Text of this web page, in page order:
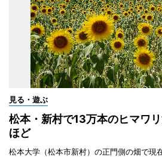
見る・遊ぶ
松本・新村で13万本のヒマワ
ほど
松本大学（松本市新村）の正門側の畑で現